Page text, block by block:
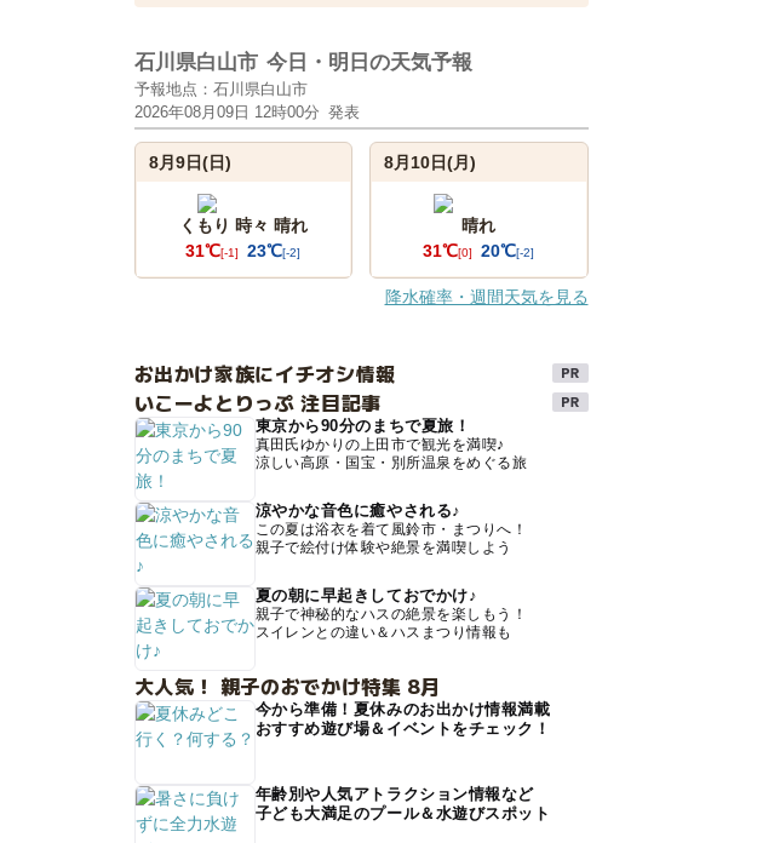
石川県白山市 今日・明日の天気予報
予報地点：石川県白山市
2026年08月09日 12時00分 発表
8月9日(日)
くもり 時々 晴れ
31℃[-1] 23℃[-2]
8月10日(月)
晴れ
31℃[0] 20℃[-2]
降水確率・週間天気を見る
お出かけ家族にイチオシ情報
いこーよとりっぷ 注目記事
東京から90分のまちで夏旅！
真田氏ゆかりの上田市で観光を満喫♪
涼しい高原・国宝・別所温泉をめぐる旅
涼やかな音色に癒やされる♪
この夏は浴衣を着て風鈴市・まつりへ！
親子で絵付け体験や絶景を満喫しよう
夏の朝に早起きしておでかけ♪
親子で神秘的なハスの絶景を楽しもう！
スイレンとの違い＆ハスまつり情報も
大人気！ 親子のおでかけ特集 8月
今から準備！夏休みのお出かけ情報満載
おすすめ遊び場＆イベントをチェック！
年齢別や人気アトラクション情報など
子ども大満足のプール＆水遊びスポット